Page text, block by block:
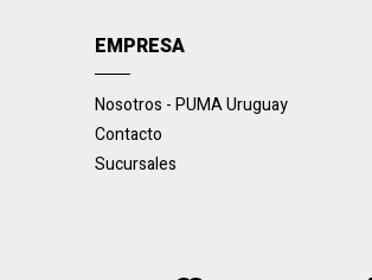
EMPRESA
Nosotros - PUMA Uruguay
Contacto
Sucursales